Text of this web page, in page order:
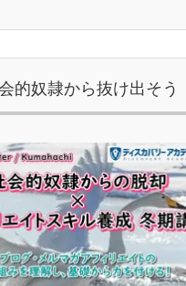
的奴隷から抜け出そう